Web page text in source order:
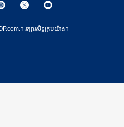
។ រក្សា​រ​សិទ្ធ​គ្រប់យ៉ាង។